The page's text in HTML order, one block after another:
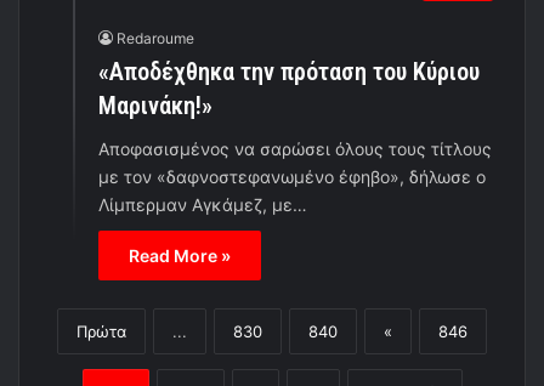
Redaroume
«Αποδέχθηκα την πρόταση του Κύριου
Μαρινάκη!»
Αποφασισμένος να σαρώσει όλους τους τίτλους
με τον «δαφνοστεφανωμένο έφηβο», δήλωσε ο
Λίμπερμαν Αγκάμεζ, με…
Read More »
Πρώτα ... 830 840 « 846